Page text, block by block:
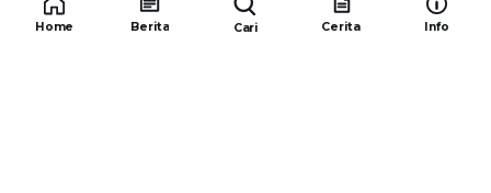
10 Film Indonesia Tayang November 2024, Ada Film
Wulan Guritno! (352,096)
Home Berita Cari Cerita Info